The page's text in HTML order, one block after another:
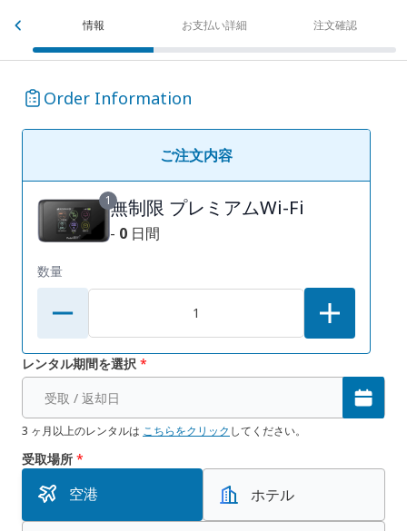
情報 お支払い詳細 注文確認
Order Information
ご注文内容
1無制限 プレミアムWi-Fi
- 0 日間
数量
レンタル期間を選択 *
受取 / 返却日
3 ヶ月以上のレンタルは こちらをクリック してください。
受取場所 *
空港 ホテル